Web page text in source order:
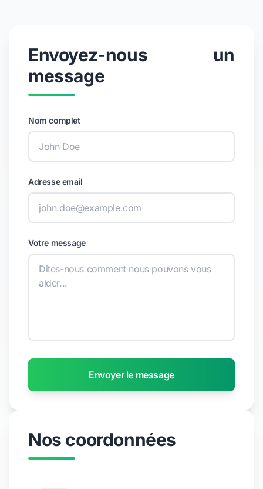
Envoyez-nous un
message
Nom complet
Adresse email
Votre message
Envoyer le message
Nos coordonnées